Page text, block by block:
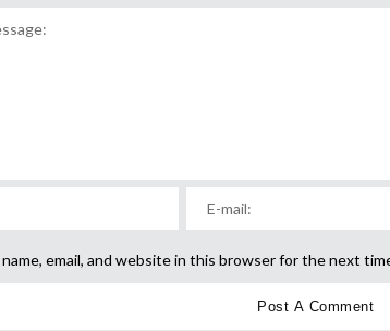
name, email, and website in this browser for the next